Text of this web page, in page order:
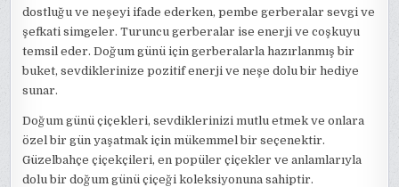
dostluğu ve neşeyi ifade ederken, pembe gerberalar sevgi ve
şefkati simgeler. Turuncu gerberalar ise enerji ve coşkuyu
temsil eder. Doğum günü için gerberalarla hazırlanmış bir
buket, sevdiklerinize pozitif enerji ve neşe dolu bir hediye
sunar.
Doğum günü çiçekleri, sevdiklerinizi mutlu etmek ve onlara
özel bir gün yaşatmak için mükemmel bir seçenektir.
Güzelbahçe çiçekçileri, en popüler çiçekler ve anlamlarıyla
dolu bir doğum günü çiçeği koleksiyonuna sahiptir.